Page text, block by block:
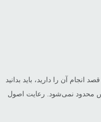
انجام آن را دارید، باید بدانید
محدود نمی‌شود. رعایت اصول